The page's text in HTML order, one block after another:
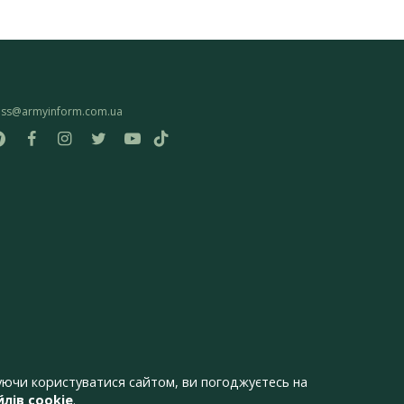
користуватися сайтом, ви погоджуєтесь на
cookie.